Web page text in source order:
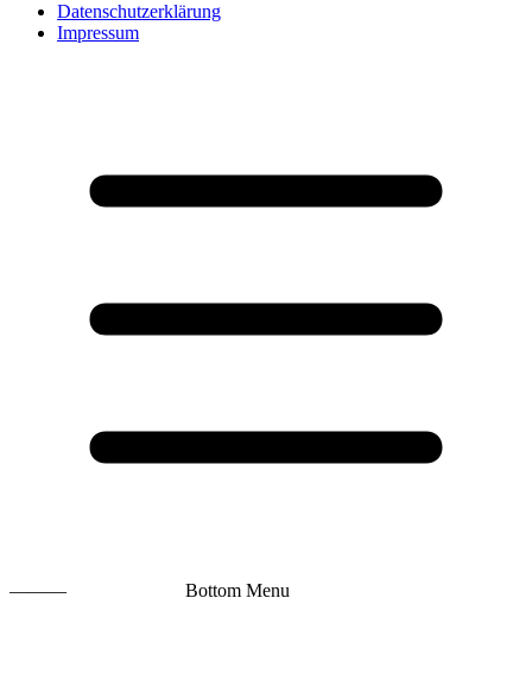
Datenschutzerklärung
Impressum
——— Bottom Menu